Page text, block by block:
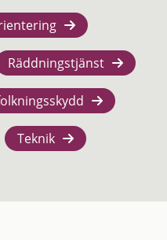
Räddningstjänst
Teknik